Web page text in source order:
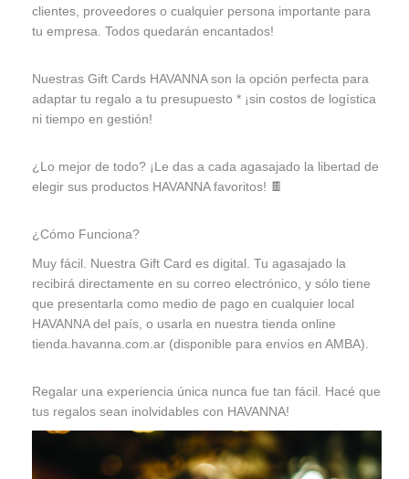
clientes, proveedores o cualquier persona importante para
tu empresa. Todos quedarán encantados!
Nuestras Gift Cards HAVANNA son la opción perfecta para
adaptar tu regalo a tu presupuesto * ¡sin costos de logística
ni tiempo en gestión!
¿Lo mejor de todo? ¡Le das a cada agasajado la libertad de
elegir sus productos HAVANNA favoritos! 🍫
¿Cómo Funciona?
Muy fácil. Nuestra Gift Card es digital. Tu agasajado la
recibirá directamente en su correo electrónico, y sólo tiene
que presentarla como medio de pago en cualquier local
HAVANNA del país, o usarla en nuestra tienda online
tienda.havanna.com.ar (disponible para envíos en AMBA).
Regalar una experiencia única nunca fue tan fácil. Hacé que
tus regalos sean inolvidables con HAVANNA!